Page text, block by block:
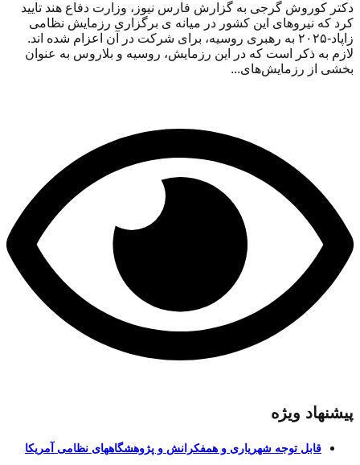
دکتر کوروش گرجی به گزارش فارس نیوز، وزارت دفاع هند تایید
کرد که نیروهای این کشور در میانه ی برگزاری رزمایش نظامی
زاپاد-۲۰۲۵ به رهبری روسیه، برای شرکت در آن اعزام شده اند.
لازم به ذکر است که در این رزمایش، روسیه و بلاروس به عنوان
بخشی از رزمایش‌های...
پیشنهاد ویژه
قابل توجه شهریاری و همفکرانش و پژوهشگاههای نظامی آمریکا